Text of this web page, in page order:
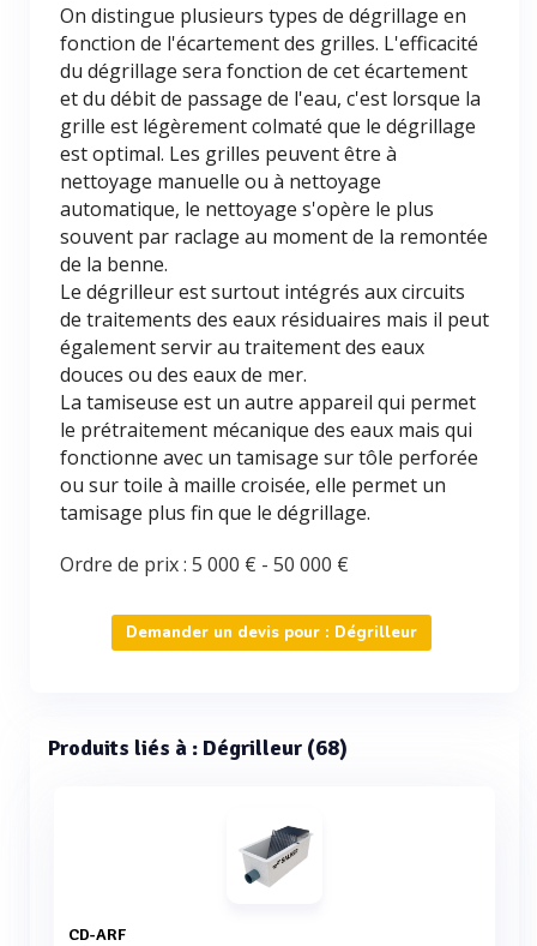
On distingue plusieurs types de dégrillage en
fonction de l'écartement des grilles. L'efficacité
du dégrillage sera fonction de cet écartement
et du débit de passage de l'eau, c'est lorsque la
grille est légèrement colmaté que le dégrillage
est optimal. Les grilles peuvent être à
nettoyage manuelle ou à nettoyage
automatique, le nettoyage s'opère le plus
souvent par raclage au moment de la remontée
de la benne.
Le dégrilleur est surtout intégrés aux circuits
de traitements des eaux résiduaires mais il peut
également servir au traitement des eaux
douces ou des eaux de mer.
La tamiseuse est un autre appareil qui permet
le prétraitement mécanique des eaux mais qui
fonctionne avec un tamisage sur tôle perforée
ou sur toile à maille croisée, elle permet un
tamisage plus fin que le dégrillage.
Ordre de prix : 5 000 € - 50 000 €
Demander un devis pour : Dégrilleur
Produits liés à : Dégrilleur (68)
CD-ARF